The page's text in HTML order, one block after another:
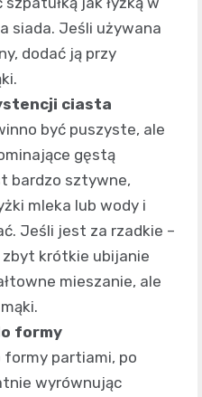
siada. Jeśli używana
dodać ją przy
ciasta
być puszyste, ale
gęstą
bardzo sztywne,
mleka lub wody i
Jeśli jest za rzadkie –
krótkie ubijanie
mieszanie, ale
formy
partiami, po
wyrównując